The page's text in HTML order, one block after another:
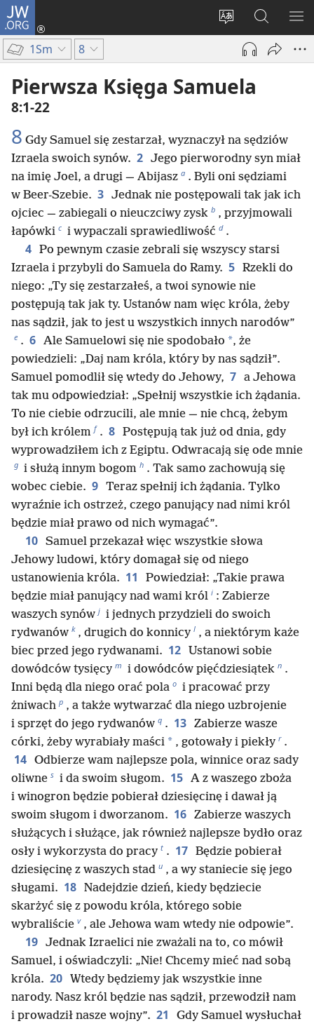
JW.ORG
Wybór
języka
Logowanie
(opens
window)
Szukaj
na
JW.ORG
1Sm 8
Pierwsza Księga Samuela
8:1-22
8 Gdy Samuel się zestarzał, wyznaczył na sędziów
Izraela swoich synów. 2 Jego pierworodny syn miał
na imię Joel, a drugi — Abijasz a . Byli oni sędziami
w Beer-Szebie. 3 Jednak nie postępowali tak jak ich
ojciec — zabiegali o nieuczciwy zysk b , przyjmowali
łapówki c i wypaczali sprawiedliwość d .
4 Po pewnym czasie zebrali się wszyscy starsi
Izraela i przybyli do Samuela do Ramy. 5 Rzekli do
niego: „Ty się zestarzałeś, a twoi synowie nie
postępują tak jak ty. Ustanów nam więc króla, żeby
nas sądził, jak to jest u wszystkich innych narodów”
e . 6 Ale Samuelowi się nie spodobało *, że
powiedzieli: „Daj nam króla, który by nas sądził”.
Samuel pomodlił się wtedy do Jehowy, 7 a Jehowa
tak mu odpowiedział: „Spełnij wszystkie ich żądania.
To nie ciebie odrzucili, ale mnie — nie chcą, żebym
był ich królem f . 8 Postępują tak już od dnia, gdy
wyprowadziłem ich z Egiptu. Odwracają się ode mnie
g i służą innym bogom h . Tak samo zachowują się
wobec ciebie. 9 Teraz spełnij ich żądania. Tylko
wyraźnie ich ostrzeż, czego panujący nad nimi król
będzie miał prawo od nich wymagać”.
10 Samuel przekazał więc wszystkie słowa
Jehowy ludowi, który domagał się od niego
ustanowienia króla. 11
Powiedział: „Takie prawa
będzie miał panujący nad wami król i : Zabierze
waszych synów j i jednych przydzieli do swoich
rydwanów k , drugich do konnicy l , a niektórym każe
biec przed jego rydwanami. 12 Ustanowi sobie
dowódców tysięcy m i dowódców pięćdziesiątek n .
Inni będą dla niego orać pola o i pracować przy
żniwach p , a także wytwarzać dla niego uzbrojenie
i sprzęt do jego rydwanów q . 13 Zabierze wasze
córki, żeby wyrabiały maści * , gotowały i piekły r .
14 Odbierze wam najlepsze pola, winnice oraz sady
oliwne s i da swoim sługom. 15 A z waszego zboża
i winogron będzie pobierał dziesięcinę i dawał ją
swoim sługom i dworzanom. 16 Zabierze waszych
służących i służące, jak również najlepsze bydło oraz
osły i wykorzysta do pracy t . 17 Będzie pobierał
dziesięcinę z waszych stad u , a wy staniecie się jego
sługami. 18 Nadejdzie dzień, kiedy będziecie
skarżyć się z powodu króla, którego sobie
wybraliście v , ale Jehowa wam wtedy nie odpowie”.
19 Jednak Izraelici nie zważali na to, co mówił
Samuel, i oświadczyli: „Nie! Chcemy mieć nad sobą
króla. 20 Wtedy będziemy jak wszystkie inne
narody. Nasz król będzie nas sądził, przewodził nam
i prowadził nasze wojny”. 21
Gdy Samuel wysłuchał